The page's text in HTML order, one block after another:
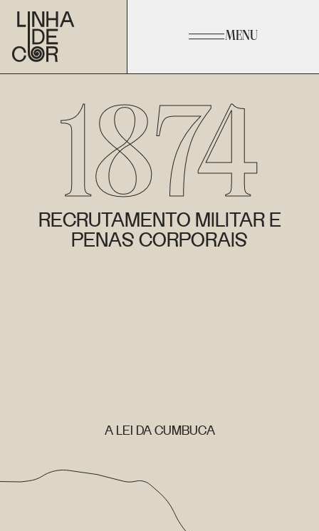
MENU
1874
RECRUTAMENTO MILITAR E
PENAS CORPORAIS
A LEI DA CUMBUCA